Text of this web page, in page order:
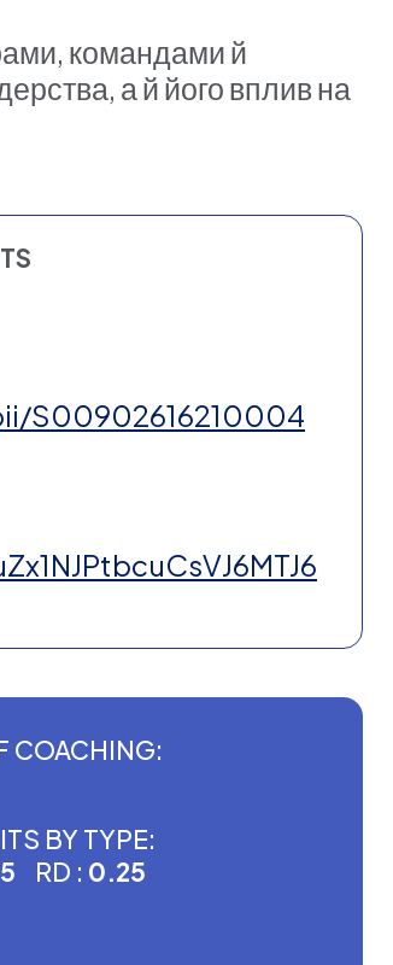
командами й
а й його вплив на
S00902616210004
COACHING:
BY TYPE:
RD : 0.25